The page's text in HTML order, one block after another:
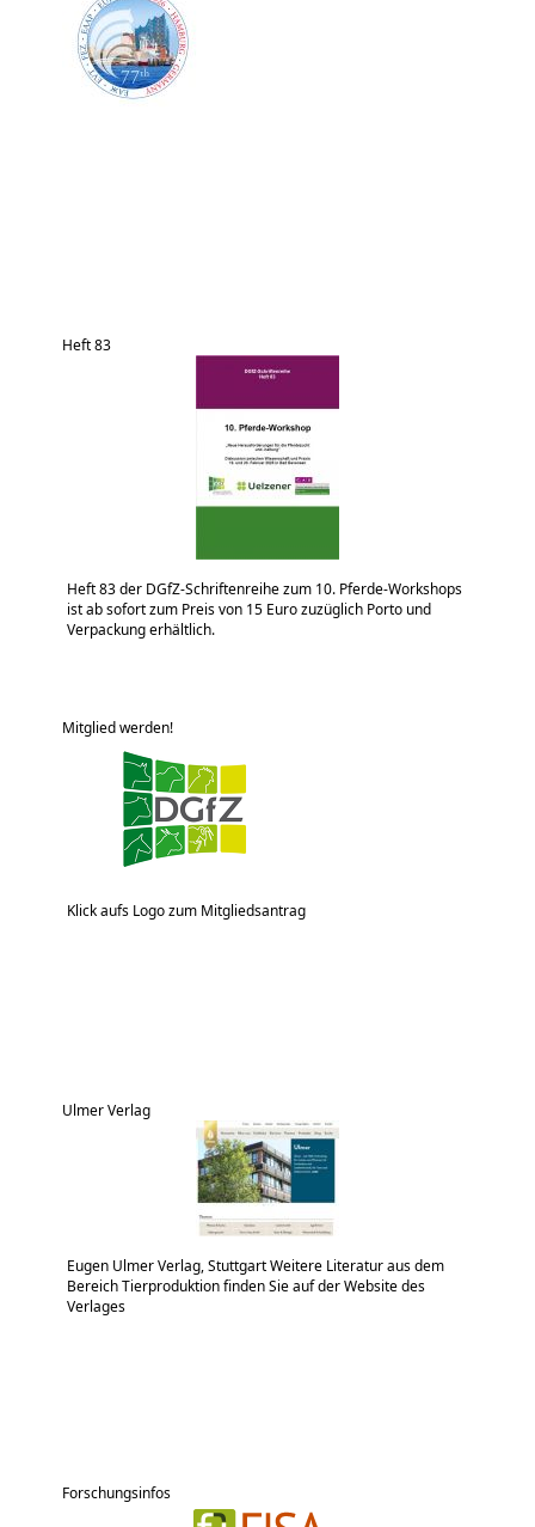
Heft 83
Heft 83 der DGfZ-Schriftenreihe zum 10. Pferde-Workshops
ist ab sofort zum Preis von 15 Euro zuzüglich Porto und
Verpackung erhältlich.
Mitglied werden!
Klick aufs Logo zum Mitgliedsantrag
Ulmer Verlag
Eugen Ulmer Verlag, Stuttgart Weitere Literatur aus dem
Bereich Tierproduktion finden Sie auf der Website des
Verlages
Forschungsinfos